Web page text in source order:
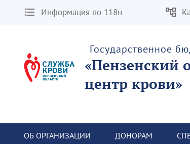
Информация по 118н
Государственное
«Пензенский
центр крови»
ОБ ОРГАНИЗАЦИИ ДОНОРАМ